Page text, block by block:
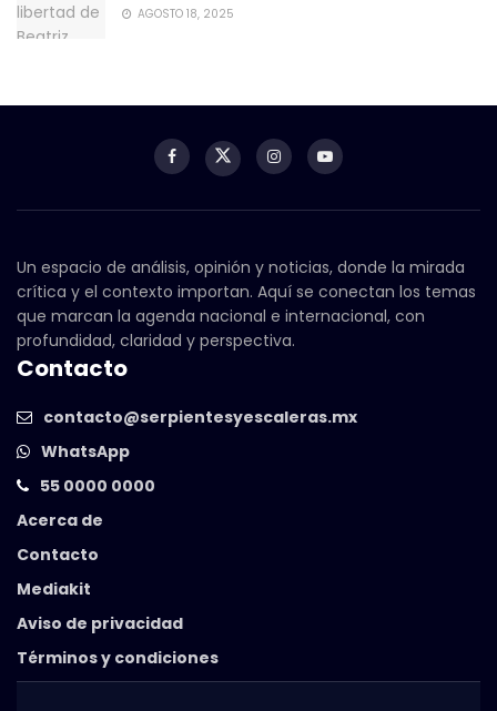
AGOSTO 18, 2025
Un espacio de análisis, opinión y noticias, donde la mirada
crítica y el contexto importan. Aquí se conectan los temas
que marcan la agenda nacional e internacional, con
profundidad, claridad y perspectiva.
Contacto
contacto@serpientesyescaleras.mx
WhatsApp
55 0000 0000
Acerca de
Contacto
Mediakit
Aviso de privacidad
Términos y condiciones